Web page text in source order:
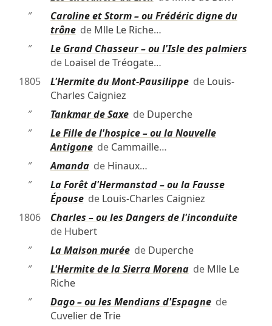
″
Caroline et Storm – ou Frédéric digne du
trônede Mlle Le Riche…
″
Le Grand Chasseur – ou l'Isle des palmiers
de Loaisel de Tréogate…
1805
L'Hermite du Mont-Pausilippede Louis-
Charles Caigniez
″
Tankmar de Saxede Duperche
″
Le Fille de l'hospice – ou la Nouvelle
Antigonede Cammaille…
″
Amandade Hinaux…
″
La Forêt d'Hermanstad – ou la Fausse
Épousede Louis-Charles Caigniez
1806
Charles – ou les Dangers de l'inconduite
de Hubert
″
La Maison muréede Duperche
″
L'Hermite de la Sierra Morenade Mlle Le
Riche
″
Dago – ou les Mendians d'Espagnede
Cuvelier de Trie